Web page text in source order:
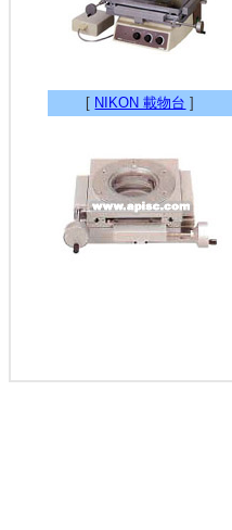
[ NIKON 載物台 ]